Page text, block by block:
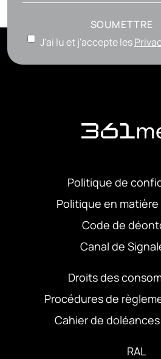
SOUMETTRE
J'ai lu et j'accepte les
Politique de
Politique en
Code de
Canal de
Droits des
Procédures de
Cahier de
RAL